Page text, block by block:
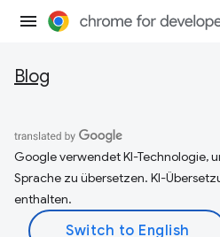
Blog
Google verwendet KI-Technologie,
Sprache zu übersetzen. KI-
enthalten.